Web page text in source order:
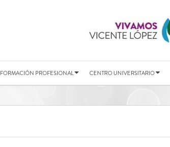
FORMACIÓN PROFESIONAL CENTRO UNIVERSITARIO